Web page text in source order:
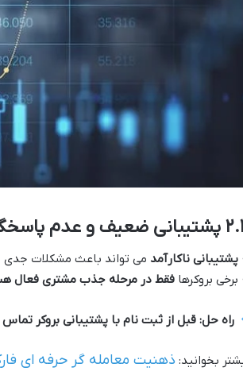
پشتیبانی ضعیف و عدم
پشتیبانی ناکارآمد می تواند باعث مشکلات جدی
بروکرهافقط در مرحله جذب مشتری فعال
راه حل: قبل از ثبت نام با پشتیبانی بروکر
بخوانید:ذهنیت معامله گر حرفه ای